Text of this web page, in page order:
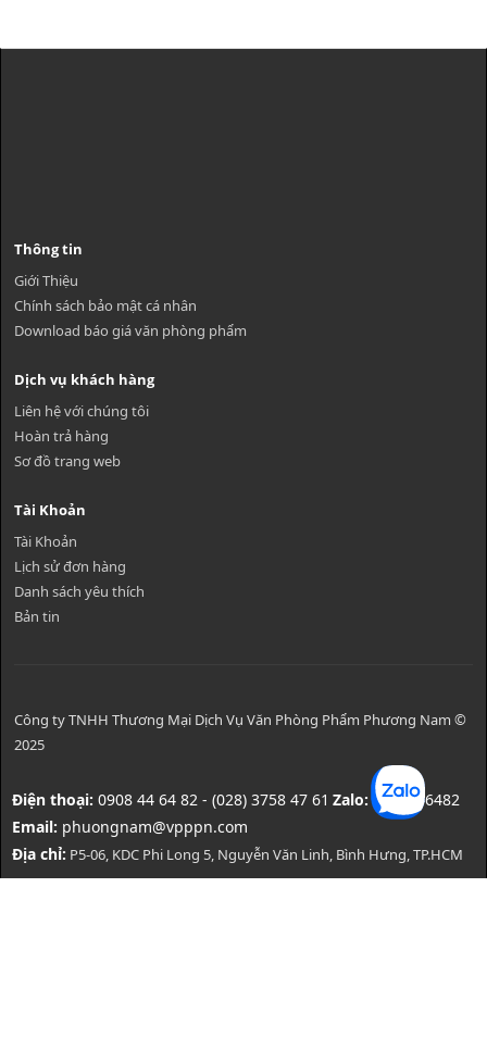
Thông tin
Giới Thiệu
Chính sách bảo mật cá nhân
Download báo giá văn phòng phẩm
Dịch vụ khách hàng
Liên hệ với chúng tôi
Hoàn trả hàng
Sơ đồ trang web
Tài Khoản
Tài Khoản
Lịch sử đơn hàng
Danh sách yêu thích
Bản tin
Công ty TNHH Thương Mại Dịch Vụ Văn Phòng Phẩm Phương Nam ©
2025
Điện thoại: 0908 44 64 82 - (028) 3758 47 61 Zalo:0908446482
Email: phuongnam@vpppn.com
Địa chỉ: P5-06, KDC Phi Long 5, Nguyễn Văn Linh, Bình Hưng, TP.HCM